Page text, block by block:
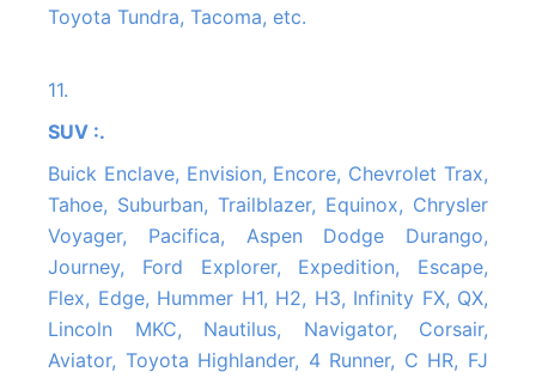
Toyota Tundra, Tacoma, etc.
11.
SUV :.
Buick Enclave, Envision, Encore, Chevrolet Trax,
Tahoe, Suburban, Trailblazer, Equinox, Chrysler
Voyager, Pacifica, Aspen Dodge Durango,
Journey, Ford Explorer, Expedition, Escape,
Flex, Edge, Hummer H1, H2, H3, Infinity FX, QX,
Lincoln MKC, Nautilus, Navigator, Corsair,
Aviator, Toyota Highlander, 4 Runner, C HR, FJ